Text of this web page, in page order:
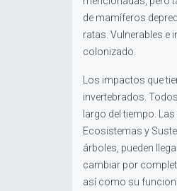
de mamíferos
ratas. Vulnerables e
colonizado.
Los impactos que
invertebrados.
largo del tiempo.
Ecosistemas y
árboles, pueden
cambiar por
así como su